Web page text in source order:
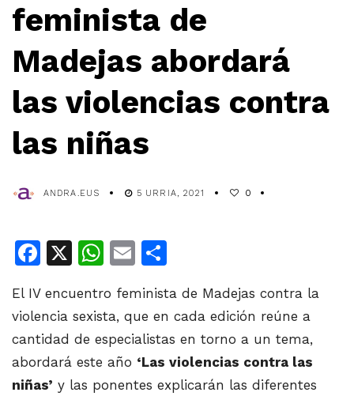
feminista de
Madejas abordará
las violencias contra
las niñas
ANDRA.EUS 5 URRIA, 2021 0
Facebook
X WhatsApp
Email
El IV encuentro feminista de Madejas contra la
violencia sexista, que en cada edición reúne a
cantidad de especialistas en torno a un tema,
abordará este año ‘Las violencias contra las
niñas’ y las ponentes explicarán las diferentes